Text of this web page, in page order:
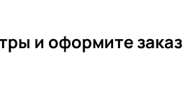
и оформите заказ